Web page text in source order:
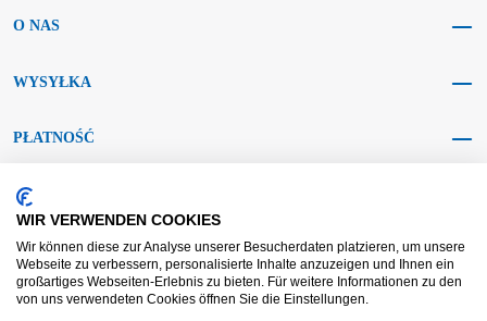
O NAS
WYSYŁKA
PŁATNOŚĆ
MEDIA SPOŁECZNOŚCIOWE
WIR VERWENDEN COOKIES
Wir können diese zur Analyse unserer Besucherdaten platzieren, um unsere
Webseite zu verbessern, personalisierte Inhalte anzuzeigen und Ihnen ein
großartiges Webseiten-Erlebnis zu bieten. Für weitere Informationen zu den
von uns verwendeten Cookies öffnen Sie die Einstellungen.